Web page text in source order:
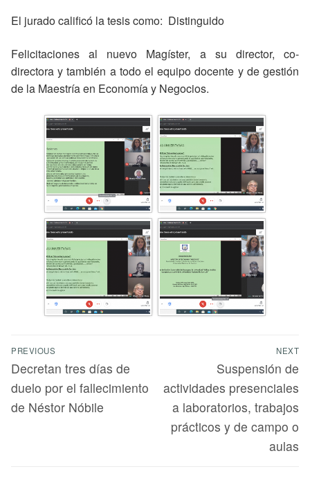
El jurado calificó la tesis como: Distinguido
Felicitaciones al nuevo Magíster, a su director, co-
directora y también a todo el equipo docente y de gestión
de la Maestría en Economía y Negocios.
PREVIOUS
Decretan tres días de
duelo por el fallecimiento
de Néstor Nóbile
NEXT
Suspensión de
actividades presenciales
a laboratorios, trabajos
prácticos y de campo o
aulas